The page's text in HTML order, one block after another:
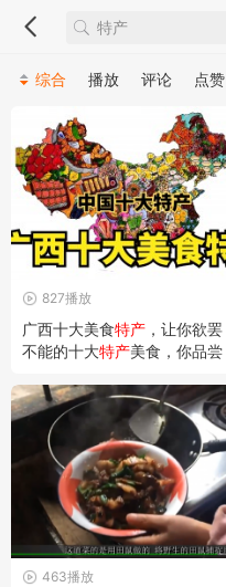
综合 播放 评论 点赞
827播放
广西十大美食特产 ，让你欲罢
不能的十大特产美食，你品尝
463播放